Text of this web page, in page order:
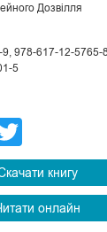
Дозвілля
978-617-12-5765-
5
книгу
онлайн